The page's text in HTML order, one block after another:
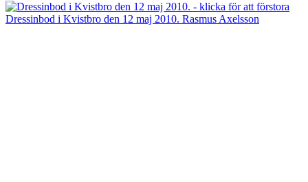
Dressinbod i Kvistbro den 12 maj 2010. Rasmus Axelsson